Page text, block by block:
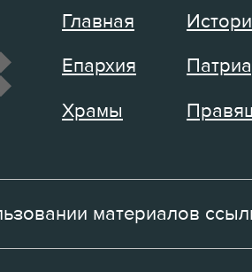
Главная
Епархия
Храмы
материалов